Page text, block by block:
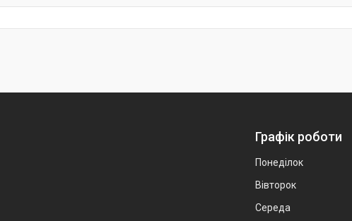
Графік роботи
Понеділок
Вівторок
Середа